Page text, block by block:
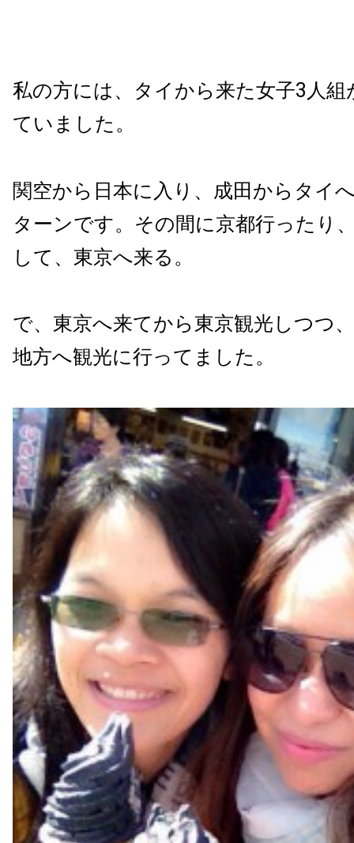
私の方には、タイから来た女子3人組
ていました。
関空から日本に入り、成田からタイ
ターンです。その間に京都行ったり
して、東京へ来る。
で、東京へ来てから東京観光しつつ
地方へ観光に行ってました。